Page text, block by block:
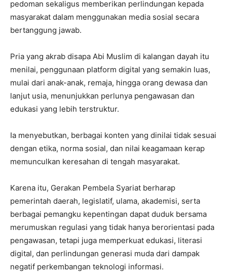
pedoman sekaligus memberikan perlindungan kepada
masyarakat dalam menggunakan media sosial secara
bertanggung jawab.
Pria yang akrab disapa Abi Muslim di kalangan dayah itu
menilai, penggunaan platform digital yang semakin luas,
mulai dari anak-anak, remaja, hingga orang dewasa dan
lanjut usia, menunjukkan perlunya pengawasan dan
edukasi yang lebih terstruktur.
Ia menyebutkan, berbagai konten yang dinilai tidak sesuai
dengan etika, norma sosial, dan nilai keagamaan kerap
memunculkan keresahan di tengah masyarakat.
Karena itu, Gerakan Pembela Syariat berharap
pemerintah daerah, legislatif, ulama, akademisi, serta
berbagai pemangku kepentingan dapat duduk bersama
merumuskan regulasi yang tidak hanya berorientasi pada
pengawasan, tetapi juga memperkuat edukasi, literasi
digital, dan perlindungan generasi muda dari dampak
negatif perkembangan teknologi informasi.